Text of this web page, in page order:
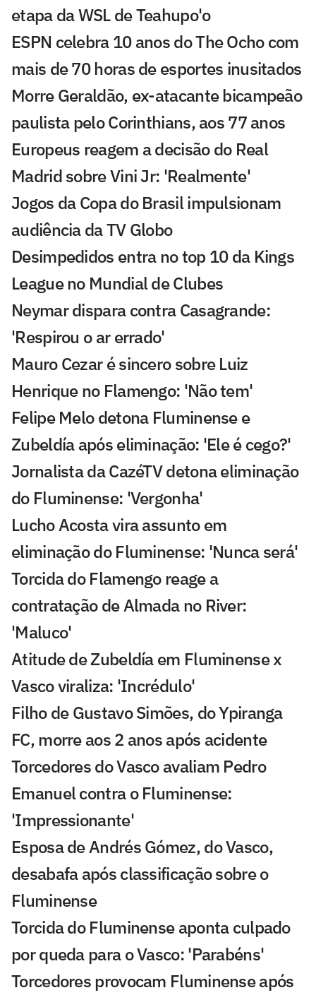
etapa da WSL de Teahupo'o
ESPN celebra 10 anos do The Ocho com
mais de 70 horas de esportes inusitados
Morre Geraldão, ex-atacante bicampeão
paulista pelo Corinthians, aos 77 anos
Europeus reagem a decisão do Real
Madrid sobre Vini Jr: 'Realmente'
Jogos da Copa do Brasil impulsionam
audiência da TV Globo
Desimpedidos entra no top 10 da Kings
League no Mundial de Clubes
Neymar dispara contra Casagrande:
'Respirou o ar errado'
Mauro Cezar é sincero sobre Luiz
Henrique no Flamengo: 'Não tem'
Felipe Melo detona Fluminense e
Zubeldía após eliminação: 'Ele é cego?'
Jornalista da CazéTV detona eliminação
do Fluminense: 'Vergonha'
Lucho Acosta vira assunto em
eliminação do Fluminense: 'Nunca será'
Torcida do Flamengo reage a
contratação de Almada no River:
'Maluco'
Atitude de Zubeldía em Fluminense x
Vasco viraliza: 'Incrédulo'
Filho de Gustavo Simões, do Ypiranga
FC, morre aos 2 anos após acidente
Torcedores do Vasco avaliam Pedro
Emanuel contra o Fluminense:
'Impressionante'
Esposa de Andrés Gómez, do Vasco,
desabafa após classificação sobre o
Fluminense
Torcida do Fluminense aponta culpado
por queda para o Vasco: 'Parabéns'
Torcedores provocam Fluminense após